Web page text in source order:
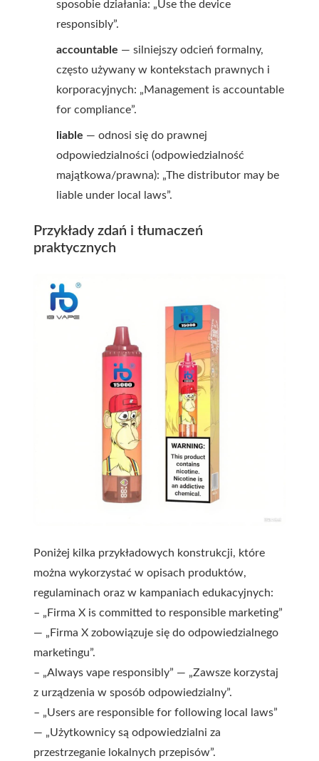
sposobie działania: „Use the device
responsibly”.
accountable — silniejszy odcień formalny,
często używany w kontekstach prawnych i
korporacyjnych: „Management is accountable
for compliance”.
liable — odnosi się do prawnej
odpowiedzialności (odpowiedzialność
majątkowa/prawna): „The distributor may be
liable under local laws”.
Przykłady zdań i tłumaczeń
praktycznych
Poniżej kilka przykładowych konstrukcji, które
można wykorzystać w opisach produktów,
regulaminach oraz w kampaniach edukacyjnych:
– „Firma X is committed to responsible marketing”
— „Firma X zobowiązuje się do odpowiedzialnego
marketingu”.
– „Always vape responsibly” — „Zawsze korzystaj
z urządzenia w sposób odpowiedzialny”.
– „Users are responsible for following local laws”
— „Użytkownicy są odpowiedzialni za
przestrzeganie lokalnych przepisów”.